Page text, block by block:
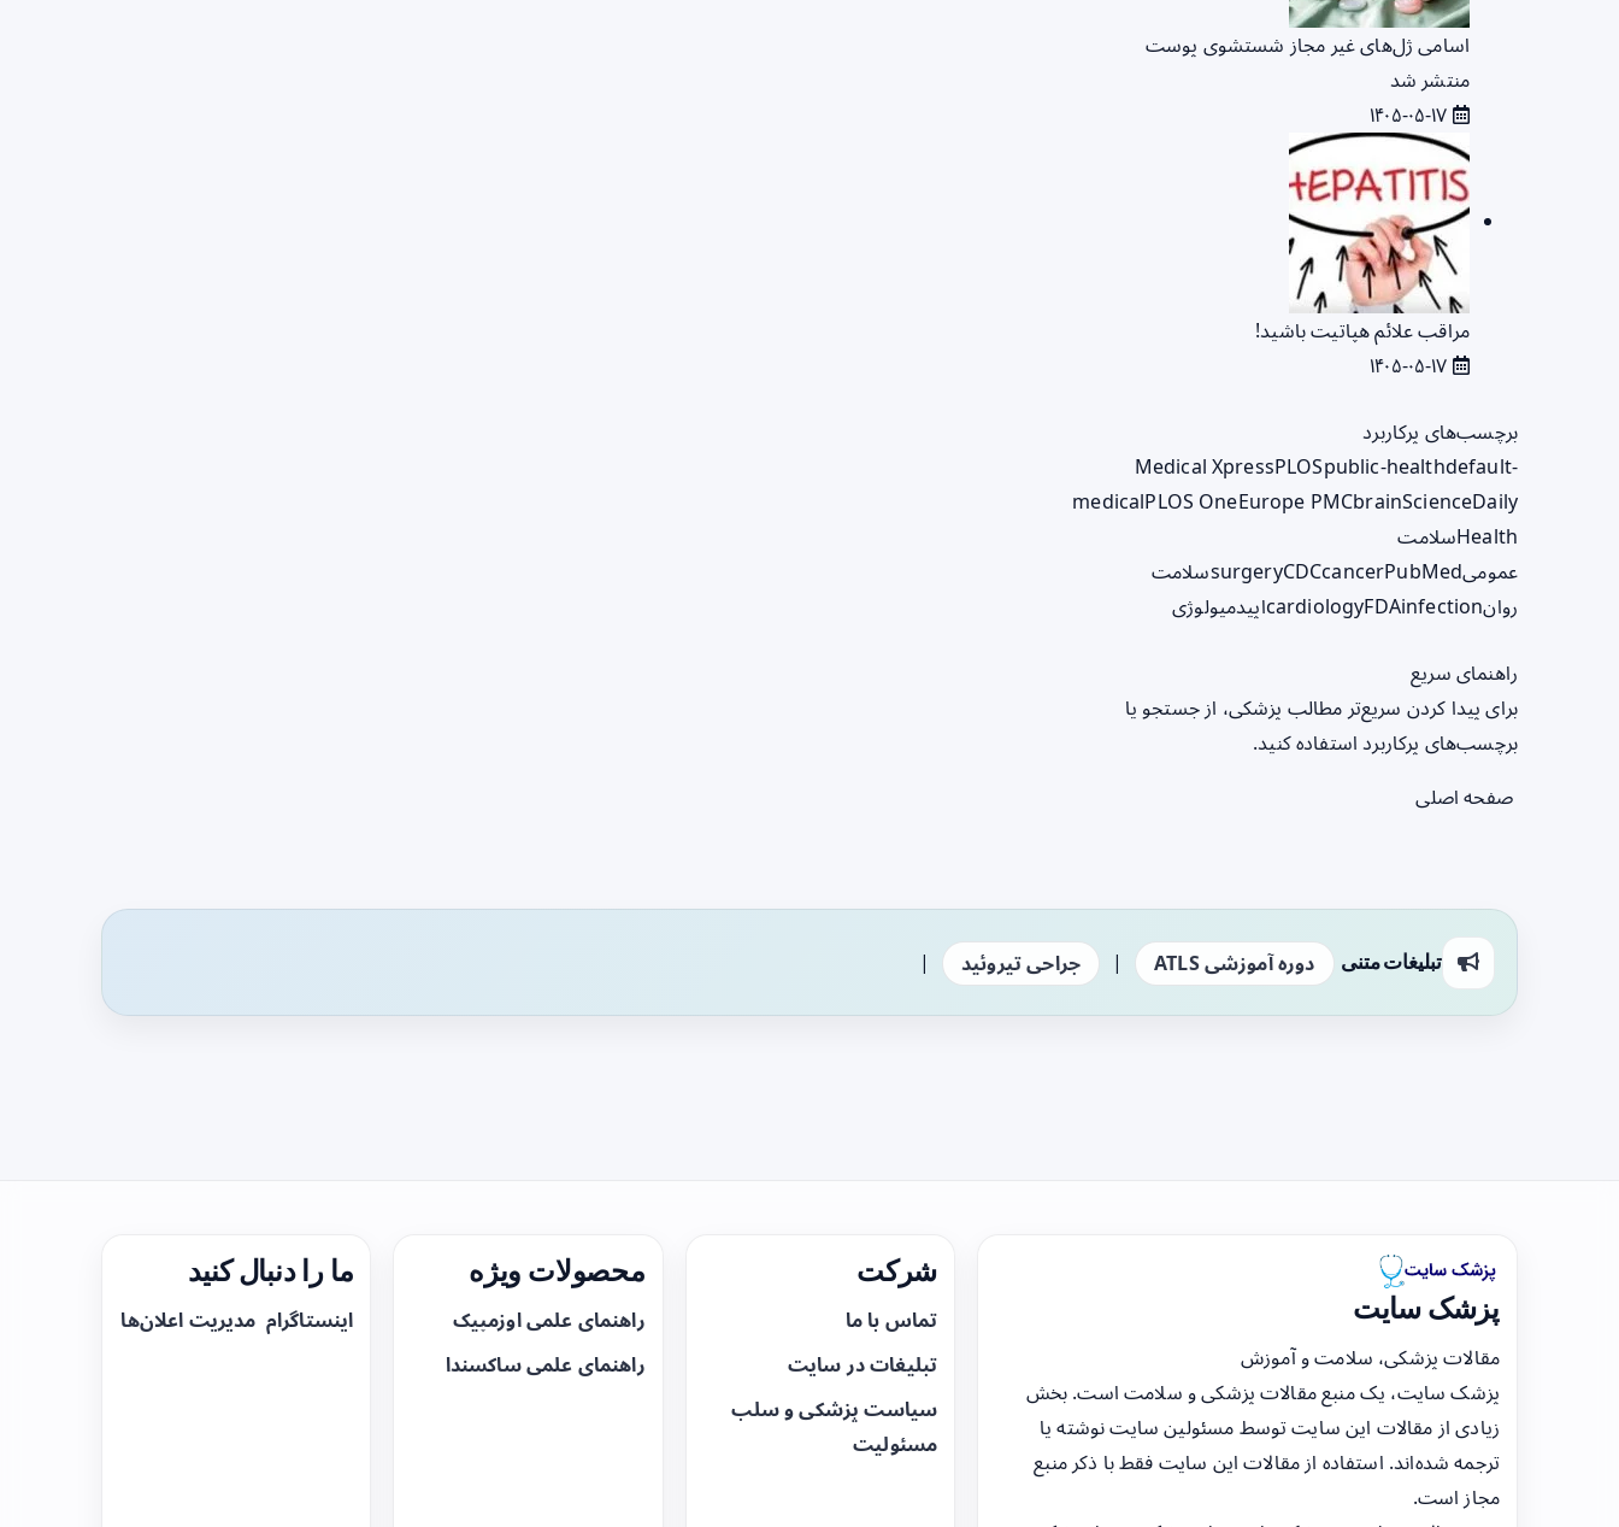
اسامی ژل‌های غیر مجاز شستشوی پوست
منتشر شد
مراقب علائم هپاتیت باشید!
برچسب‌های پرکاربرد
Medical XpressPLOSpublic-healthdefault-
medicalPLOS OneEurope PMCbrainScienceDaily
Healthسلامت
عمومی
surgeryCDCcancerPubMed
سلامت
روان
cardiologyFDAinfection اپیدمیولوژی
راهنمای سریع
برای پیدا کردن سریع‌تر مطالب پزشکی، از جستجو یا
برچسب‌های پرکاربرد استفاده کنید.
صفحه اصلی
تبلیغات متنی دوره آموزشی ATLS | جراحی تیروئید |
پزشک سایت
مقالات پزشکی، سلامت و آموزش
پزشک سایت، یک منبع مقالات پزشکی و سلامت است. بخش
زیادی از مقالات این سایت توسط مسئولین سایت نوشته یا
ترجمه شده‌اند. استفاده از مقالات این سایت فقط با ذکر منبع
مجاز است.
شرکت
تماس با ما
تبلیغات در سایت
سیاست پزشکی و سلب
مسئولیت
محصولات ویژه
راهنمای علمی اوزمپیک
راهنمای علمی ساکسندا
ما را دنبال کنید
اینستاگرام مدیریت اعلان‌ها